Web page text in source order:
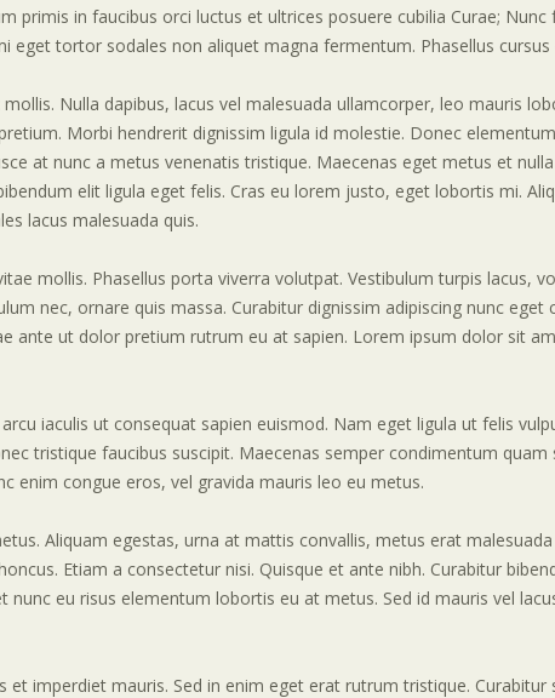
primis in faucibus orci luctus et ultrices posuere cubilia Curae;
eget tortor sodales non aliquet magna fermentum. Phasellus
Nulla dapibus, lacus vel malesuada ullamcorper, leo mauris
Morbi hendrerit dignissim ligula id molestie. Donec
at nunc a metus venenatis tristique. Maecenas eget metus et
elit ligula eget felis. Cras eu lorem justo, eget lobortis mi.
lacus malesuada quis.
mollis. Phasellus porta viverra volutpat. Vestibulum turpis lacus,
nec, ornare quis massa. Curabitur dignissim adipiscing nunc
ante ut dolor pretium rutrum eu at sapien. Lorem ipsum dolor sit
iaculis ut consequat sapien euismod. Nam eget ligula ut felis
tristique faucibus suscipit. Maecenas semper condimentum
enim congue eros, vel gravida mauris leo eu metus.
Aliquam egestas, urna at mattis convallis, metus erat
Etiam a consectetur nisi. Quisque et ante nibh. Curabitur
nunc eu risus elementum lobortis eu at metus. Sed id mauris vel
et imperdiet mauris. Sed in enim eget erat rutrum tristique.